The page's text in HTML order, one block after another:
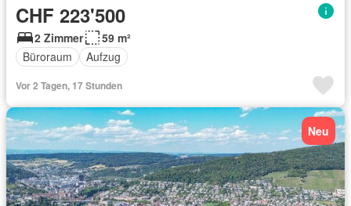
CHF 223'500
2 Zimmer
59 m²
Büroraum
Aufzug
Vor 2 Tagen, 17 Stunden
Neu